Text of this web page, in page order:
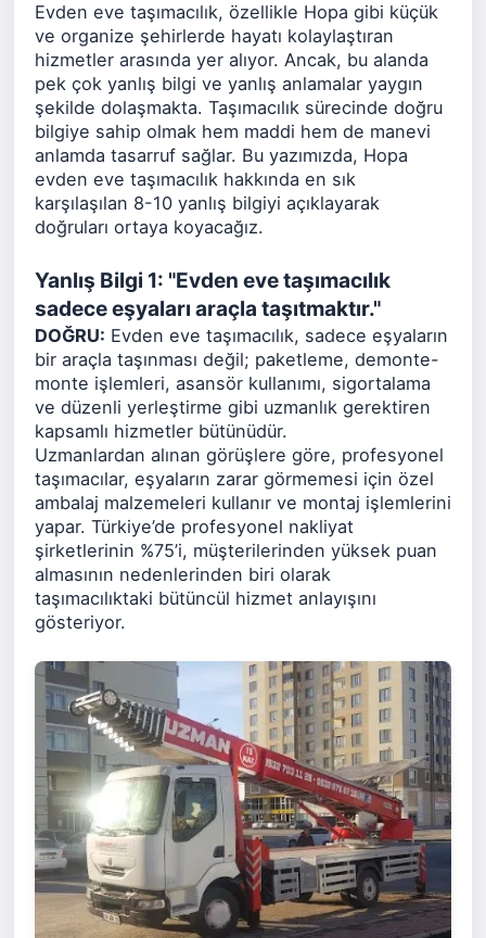
Evden eve taşımacılık, özellikle Hopa gibi küçük
ve organize şehirlerde hayatı kolaylaştıran
hizmetler arasında yer alıyor. Ancak, bu alanda
pek çok yanlış bilgi ve yanlış anlamalar yaygın
şekilde dolaşmakta. Taşımacılık sürecinde doğru
bilgiye sahip olmak hem maddi hem de manevi
anlamda tasarruf sağlar. Bu yazımızda, Hopa
evden eve taşımacılık hakkında en sık
karşılaşılan 8-10 yanlış bilgiyi açıklayarak
doğruları ortaya koyacağız.
Yanlış Bilgi 1: "Evden eve taşımacılık
sadece eşyaları araçla taşıtmaktır."
DOĞRU: Evden eve taşımacılık, sadece eşyaların
bir araçla taşınması değil; paketleme, demonte-
monte işlemleri, asansör kullanımı, sigortalama
ve düzenli yerleştirme gibi uzmanlık gerektiren
kapsamlı hizmetler bütünüdür.
Uzmanlardan alınan görüşlere göre, profesyonel
taşımacılar, eşyaların zarar görmemesi için özel
ambalaj malzemeleri kullanır ve montaj işlemlerini
yapar. Türkiye’de profesyonel nakliyat
şirketlerinin %75’i, müşterilerinden yüksek puan
almasının nedenlerinden biri olarak
taşımacılıktaki bütüncül hizmet anlayışını
gösteriyor.